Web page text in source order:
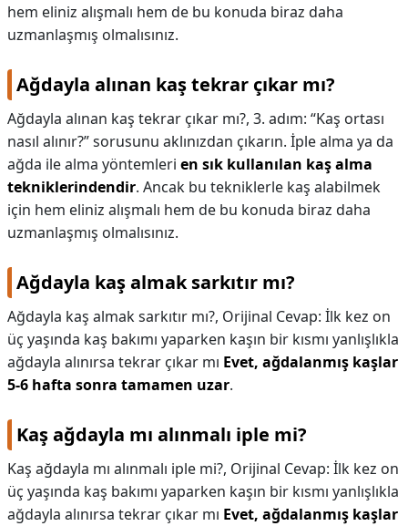
hem eliniz alışmalı hem de bu konuda biraz daha
uzmanlaşmış olmalısınız.
Ağdayla alınan kaş tekrar çıkar mı?
Ağdayla alınan kaş tekrar çıkar mı?, 3. adım: “Kaş ortası
nasıl alınır?” sorusunu aklınızdan çıkarın. İple alma ya da
ağda ile alma yöntemleri en sık kullanılan kaş alma
tekniklerindendir. Ancak bu tekniklerle kaş alabilmek
için hem eliniz alışmalı hem de bu konuda biraz daha
uzmanlaşmış olmalısınız.
Ağdayla kaş almak sarkıtır mı?
Ağdayla kaş almak sarkıtır mı?, Orijinal Cevap: İlk kez on
üç yaşında kaş bakımı yaparken kaşın bir kısmı yanlışlıkla
ağdayla alınırsa tekrar çıkar mı Evet, ağdalanmış kaşlar
5-6 hafta sonra tamamen uzar.
Kaş ağdayla mı alınmalı iple mi?
Kaş ağdayla mı alınmalı iple mi?, Orijinal Cevap: İlk kez on
üç yaşında kaş bakımı yaparken kaşın bir kısmı yanlışlıkla
ağdayla alınırsa tekrar çıkar mı Evet, ağdalanmış kaşlar